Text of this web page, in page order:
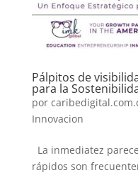
Pálpitos de
para la
por
Innovacion
La inmediatez
rápidos son